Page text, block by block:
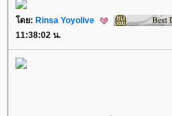
ดย: Rinsa Yoyolive
11:38:02 น.